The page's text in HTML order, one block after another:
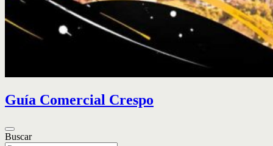
Guía Comercial Crespo
Buscar